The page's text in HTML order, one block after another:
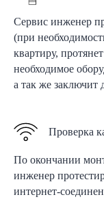
Сервис инженер
(при
квартиру,
необходимое
а так же заключит
Проверка
По окончании
инженер
интернет-